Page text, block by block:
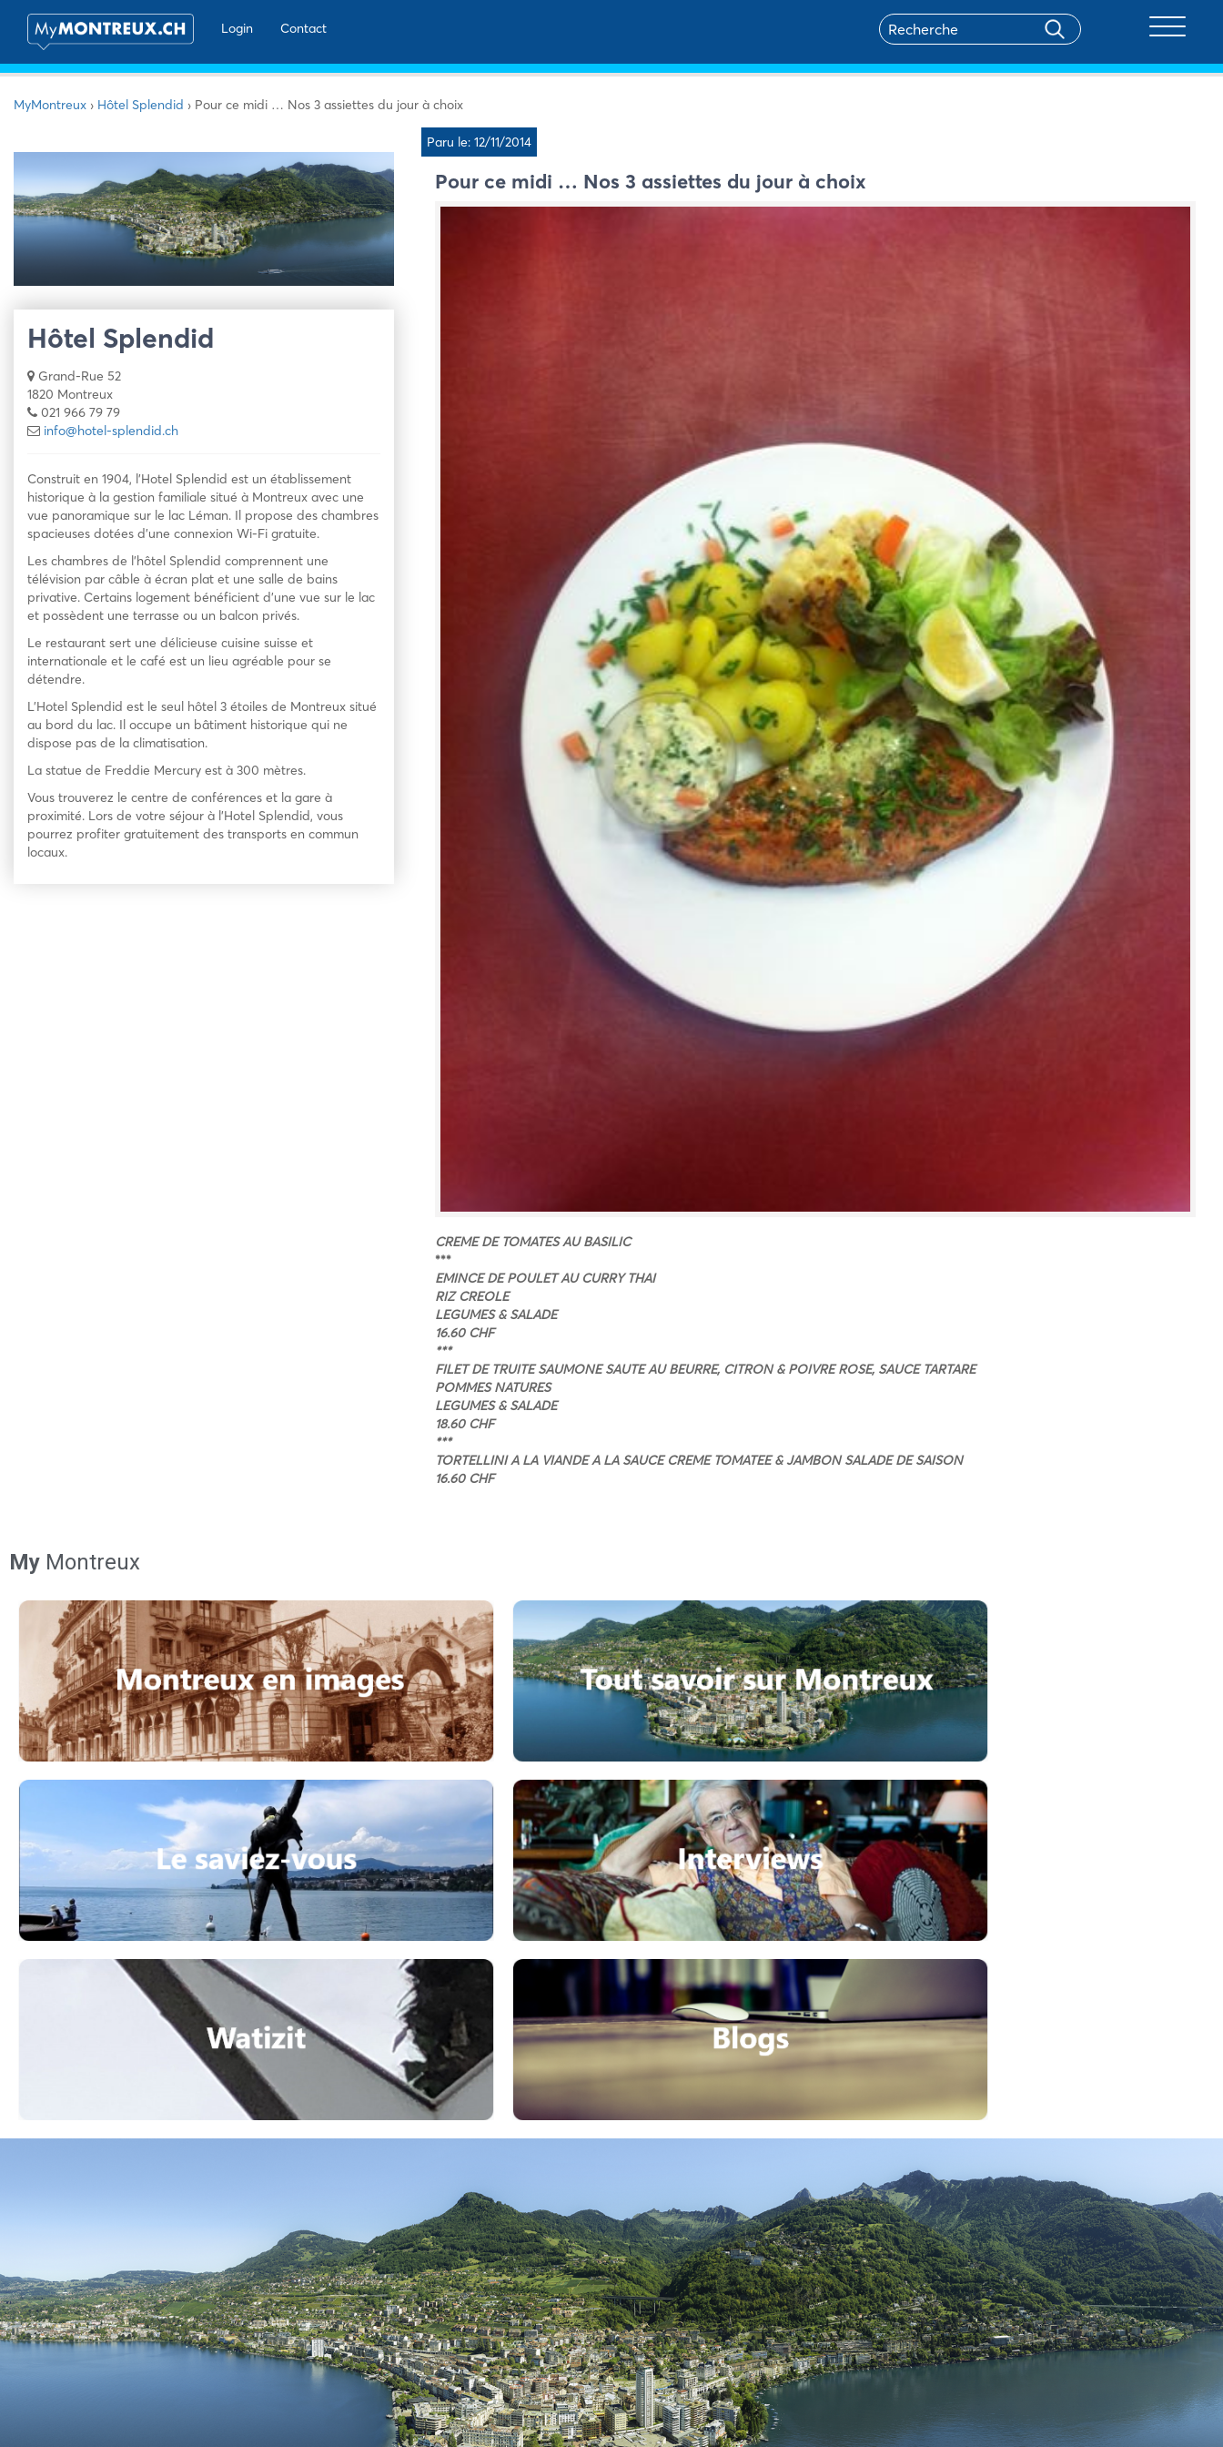
Login
Contact
MyMontreux › Hôtel Splendid › Pour ce midi … Nos 3 assiettes du jour à choix
Hôtel Splendid
Grand-Rue 52
1820 Montreux
021 966 79 79
info@hotel-splendid.ch
Construit en 1904, l’Hotel Splendid est un établissement
historique à la gestion familiale situé à Montreux avec une
vue panoramique sur le lac Léman. Il propose des chambres
spacieuses dotées d’une connexion Wi-Fi gratuite.
Les chambres de l’hôtel Splendid comprennent une
télévision par câble à écran plat et une salle de bains
privative. Certains logement bénéficient d’une vue sur le lac
et possèdent une terrasse ou un balcon privés.
Le restaurant sert une délicieuse cuisine suisse et
internationale et le café est un lieu agréable pour se
détendre.
L’Hotel Splendid est le seul hôtel 3 étoiles de Montreux situé
au bord du lac. Il occupe un bâtiment historique qui ne
dispose pas de la climatisation.
La statue de Freddie Mercury est à 300 mètres.
Vous trouverez le centre de conférences et la gare à
proximité. Lors de votre séjour à l’Hotel Splendid, vous
pourrez profiter gratuitement des transports en commun
locaux.
Paru le: 12/11/2014
Pour ce midi … Nos 3 assiettes du jour à choix
CREME DE TOMATES AU BASILIC
***
EMINCE DE POULET AU CURRY THAI
RIZ CREOLE
LEGUMES & SALADE
16.60 CHF
***
FILET DE TRUITE SAUMONE SAUTE AU BEURRE, CITRON & POIVRE ROSE, SAUCE TARTARE
POMMES NATURES
LEGUMES & SALADE
18.60 CHF
***
TORTELLINI A LA VIANDE A LA SAUCE CREME TOMATEE & JAMBON SALADE DE SAISON
16.60 CHF
My Montreux